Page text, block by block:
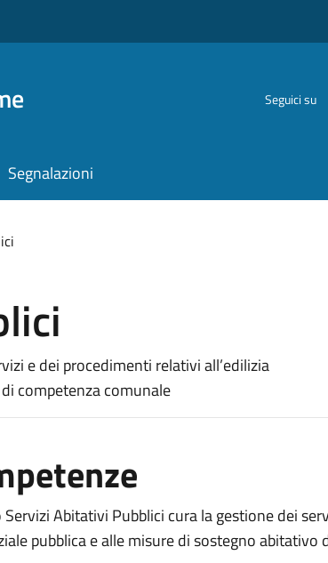
Seguici su
Segnalazioni
e dei procedimenti relativi all’edilizia
competenza comunale
Servizi Abitativi Pubblici cura la gestione dei
pubblica e alle misure di sostegno abitativo